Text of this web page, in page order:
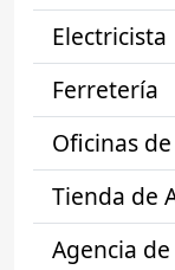
Electricista
Ferretería
Oficinas
Tienda de
Agencia